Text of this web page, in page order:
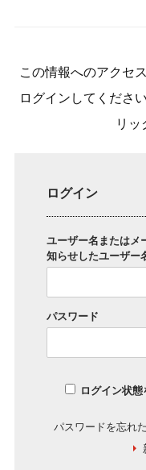
この情報へのアクセ
ログインしてくださ
リッ
ログイン
ユーザー名またはメ
知らせしたユーザー
パスワード
ログイン状態
パスワードを忘れ